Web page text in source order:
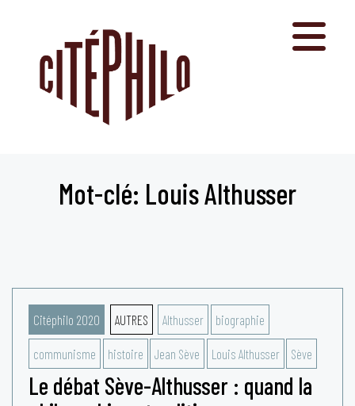
Mot-clé: Louis Althusser
Citéphilo 2020 AUTRES Althusser biographie
communisme histoire Jean Sève Louis Althusser Sève
Le débat Sève-Althusser : quand la